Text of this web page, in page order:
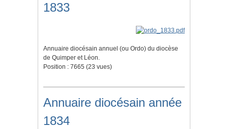
1833
Annuaire diocésain annuel (ou Ordo) du diocèse
de Quimper et Léon.
Position : 7665 (23 vues)
Annuaire diocésain année
1834